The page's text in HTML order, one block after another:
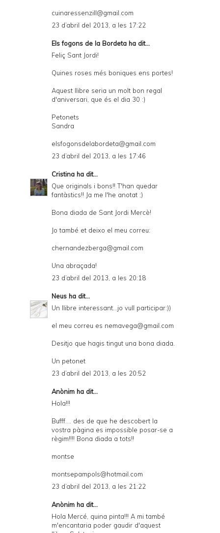
cuinaressenzill@gmail.com
23 d’abril del 2013, a les 17:22
Els fogons de la Bordeta ha dit...
Feliç Sant Jordi!
Quines roses més boniques ens portes!
Aquest llibre seria un molt bon regal
d'aniversari, que és el dia 30 :)
Petonets
Sandra
elsfogonsdelabordeta@gmail.com
23 d’abril del 2013, a les 17:46
Cristina ha dit...
Que originals i bons!! T'han quedar
fantàstics!! Ja me l'he anotat ;)
Bona diada de Sant Jordi Mercè!
Jo també et deixo el meu correu:
chernandezberga@gmail.com
Una abraçada!
23 d’abril del 2013, a les 20:18
Neus ha dit...
Un llibre interessant...jo vull participar:))
el meu correu es nemavega@gmail.com
Desitjo que hagis tingut una bona diada.
Un petonet
23 d’abril del 2013, a les 20:52
Anònim ha dit...
Hola!!!
Bufff.... des de que he descobert la
vostra pàgina es impossible posar-se a
règim!!!! Bona diada a tots!!
montse
montsepampols@hotmail.com
23 d’abril del 2013, a les 21:22
Anònim ha dit...
Hola Mercé, quina pinta!!! A mi també
m'encantaria poder gaudir d'aquest